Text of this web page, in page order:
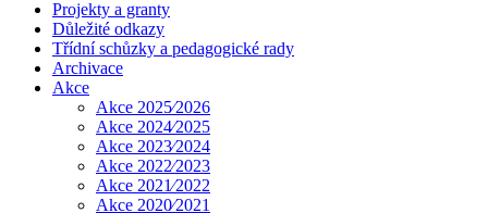
Projekty a granty
Důležité odkazy
Třídní schůzky a pedagogické rady
Archivace
Akce
Akce 2025⁄2026
Akce 2024⁄2025
Akce 2023⁄2024
Akce 2022⁄2023
Akce 2021⁄2022
Akce 2020⁄2021